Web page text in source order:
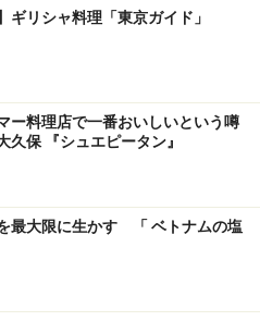
ギリシャ料理「東京ガイド」
ー料理店で一番おいしいという噂
保 『シュエピータン』
最大限に生かす 「 ベトナムの塩